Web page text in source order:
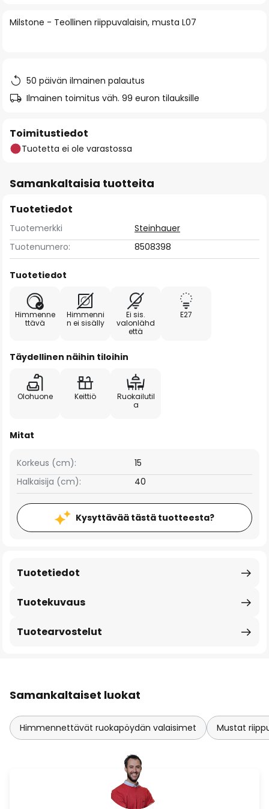
the
Milstone - Teollinen riippuvalaisin, musta L07
50 päivän ilmainen palautus
Ilmainen toimitus väh. 99 euron tilauksille
Toimitustiedot
Tuotetta ei ole varastossa
Samankaltaisia tuotteita
Tuotetiedot
Tuotemerkki
Steinhauer
Tuotenumero:
8508398
Tuotetiedot
Himmenne
ttävä
Himmenni
n ei sisälly
Ei sis.
valonlähd
että
E27
Täydellinen näihin tiloihin
Olohuone Keittiö
Ruokailutil
a
Mitat
Korkeus (cm):
15
Halkaisija (cm):
40
Kysyttävää tästä tuotteesta?
Tuotekuvaus
Tuotetiedot
Tuotearvostelut
Samankaltaiset luokat
Himmennettävät ruokapöydän valaisimet Mustat